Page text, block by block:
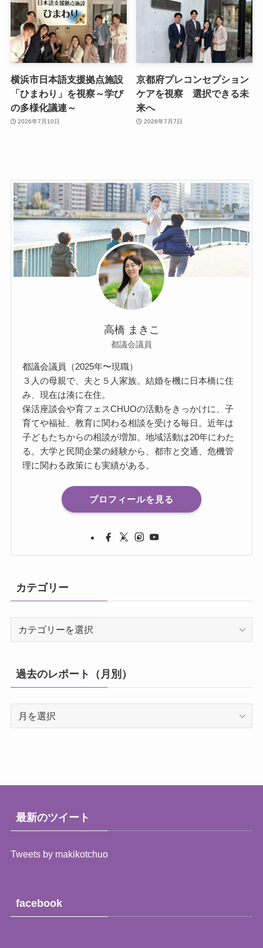
横浜市日本語支援拠点施設
「ひまわり」を視察～学び
の多様化議連～
2026年7月10日
京都府プレコンセプション
ケアを視察 選択できる未
来へ
2026年7月7日
高橋 まきこ
都議会議員
都議会議員（2025年〜現職）
３人の母親で、夫と５人家族。結婚を機に日本橋に住
み、現在は湊に在住。
保活座談会や育フェスCHUOの活動をきっかけに、子
育てや福祉、教育に関わる相談を受ける毎日。近年は
子どもたちからの相談が増加。地域活動は20年にわた
る。大学と民間企業の経験から、都市と交通、危機管
理に関わる政策にも実績がある。
プロフィールを見る
カテゴリー
リ
ー
過去のレポート（月別）
ー
（月
最新のツイート
Tweets by makikotchuo
facebook